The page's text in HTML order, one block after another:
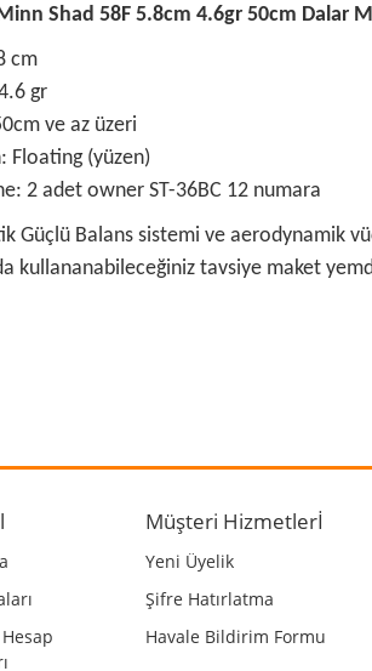
Shad 58F 5.8cm 4.6gr 50cm Dalar
cm
gr
ve az üzeri
Floating (yüzen)
2 adet owner ST-36BC 12 numara
Güçlü Balans sistemi ve aerodynamik
kullananabileceğiniz tavsiye maket
resmi kalitesiz, bozuk veya görüntülenemiyor.
bilgilerinde hatalar bulunuyor.
fiyatı diğer sitelerden daha pahalı.
ürüne benzer farklı alternatifler olmalı.
Müşteri Hizmetlerİ
Yeni Üyelik
Şifre Hatırlatma
Havale Bildirim Formu